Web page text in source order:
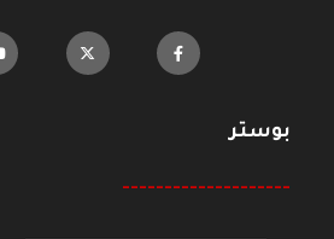
بوستر
--------------------